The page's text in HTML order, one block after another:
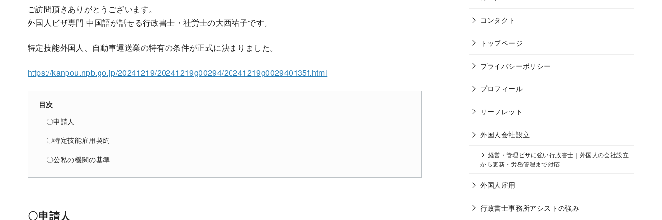
ご訪問頂きありがとうございます。
外国人ビザ専門 中国語が話せる行政書士・社労士の大西祐子です。
特定技能外国人、自動車運送業の特有の条件が正式に決まりました。
https://kanpou.npb.go.jp/20241219/20241219g00294/20241219g002940135f.html
目次
〇申請人
〇特定技能雇用契約
〇公私の機関の基準
〇申請人
コンタクト
トップページ
プライバシーポリシー
プロフィール
リーフレット
外国人会社設立
経営・管理ビザに強い行政書士｜外国人の会社設立
から更新・労務管理まで対応
外国人雇用
行政書士事務所アシストの強み